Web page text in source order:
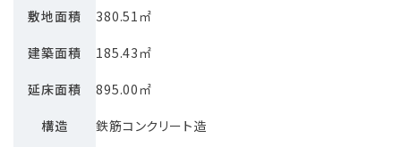
敷地面積 380.51㎡
建築面積 185.43㎡
延床面積 895.00㎡
構造 鉄筋コンクリート造